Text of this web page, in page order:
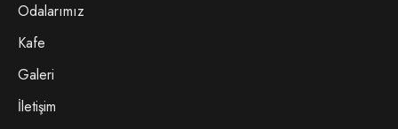
Odalarımız
Kafe
Galeri
İletişim